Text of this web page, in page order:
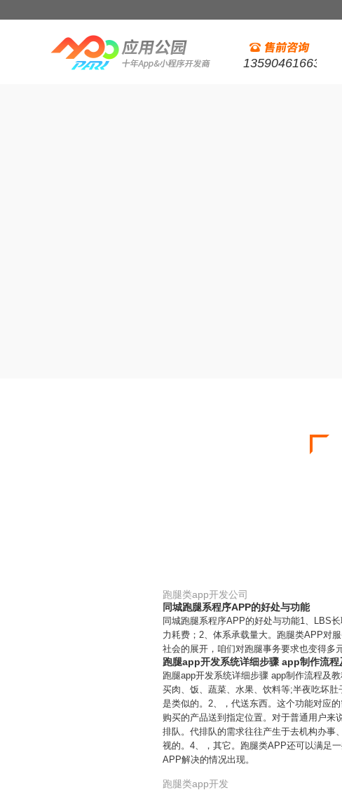
13590461663
跑腿类app开发公司
同城跑腿系程序APP的好处与功能
同城跑腿系程序APP的好处与功能1、LBS
力耗费；2、体系承载量大。跑腿类APP对
社会的展开，咱们对跑腿事务要求也变得多
跑腿app开发系统详细步骤 app制作流程
跑腿app开发系统详细步骤 app制作流程及
买肉、饭、蔬菜、水果、饮料等;半夜吃坏
是类似的。2、，代送东西。这个功能对应
购买的产品送到指定位置。对于普通用户来
排队。代排队的需求往往产生于去机构办事
视的。4、，其它。跑腿类APP还可以满足
APP解决的情况出现。
跑腿类app开发